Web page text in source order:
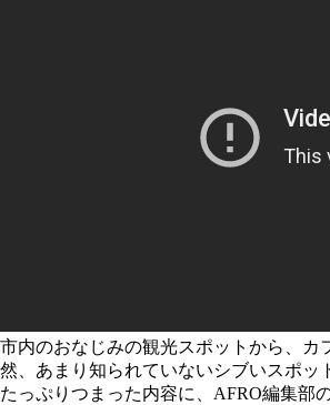
市内のおなじみの観光スポットから、カ
然、あまり知られていないシブいスポッ
たっぷりつまった内容に、AFRO編集部